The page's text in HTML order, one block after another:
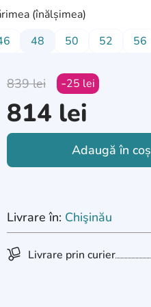
(înălșimea)
48 50 52 56
839lei 25 lei
814 lei
Adaugă în coș
Livrare în: Chişinău
Livrare prin curier